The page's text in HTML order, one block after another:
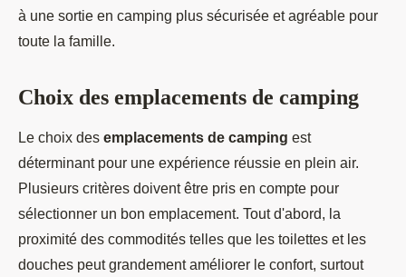
à une sortie en camping plus sécurisée et agréable pour
toute la famille.
Choix des emplacements de camping
Le choix des emplacements de camping est
déterminant pour une expérience réussie en plein air.
Plusieurs critères doivent être pris en compte pour
sélectionner un bon emplacement. Tout d'abord, la
proximité des commodités telles que les toilettes et les
douches peut grandement améliorer le confort, surtout